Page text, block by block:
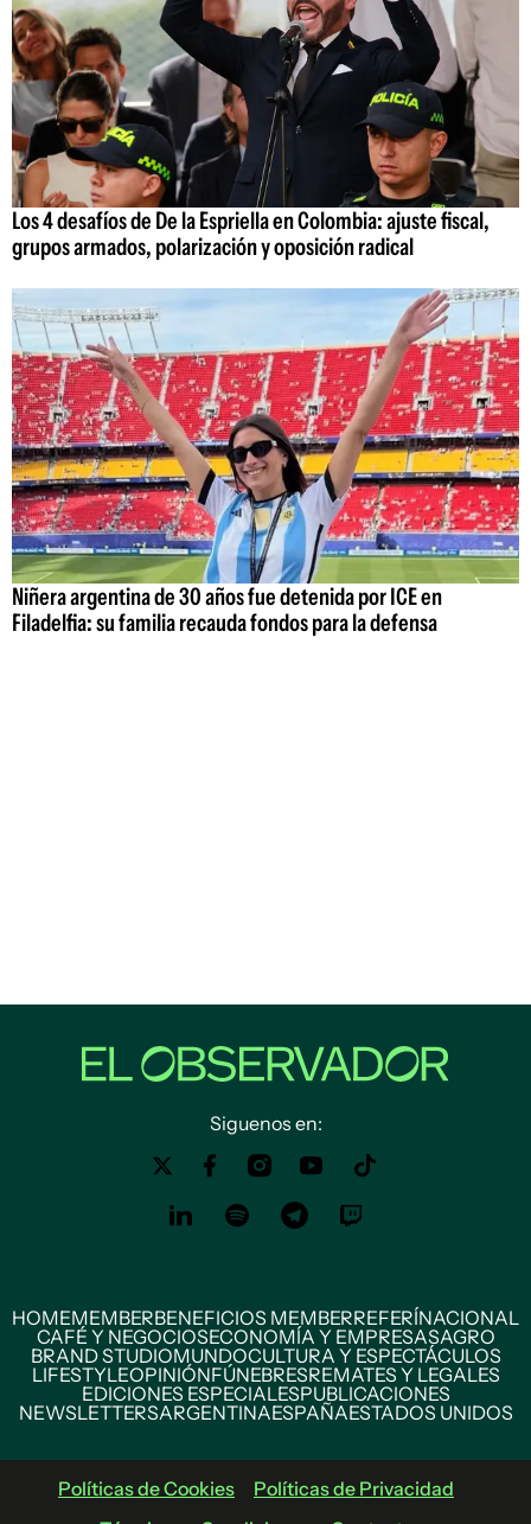
Los 4 desafíos de De la Espriella en Colombia: ajuste fiscal,
grupos armados, polarización y oposición radical
Niñera argentina de 30 años fue detenida por ICE en
Filadelfia: su familia recauda fondos para la defensa
Siguenos en:
HOMEMEMBERBENEFICIOS MEMBERREFERÍNACIONAL
CAFÉ Y NEGOCIOSECONOMÍA Y EMPRESASAGRO
BRAND STUDIOMUNDOCULTURA Y ESPECTÁCULOS
LIFESTYLEOPINIÓNFÚNEBRESREMATES Y LEGALES
EDICIONES ESPECIALESPUBLICACIONES
NEWSLETTERSARGENTINAESPAÑAESTADOS UNIDOS
Políticas de Cookies
Políticas de Privacidad